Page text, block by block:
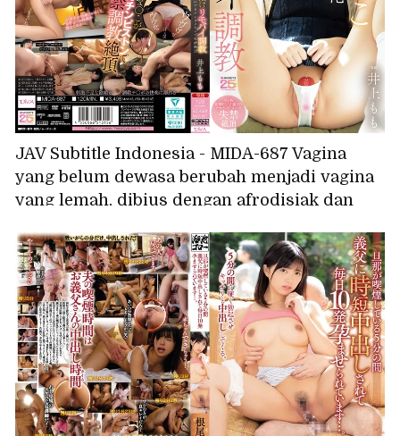
JAV Subtitle Indonesia - MIDA-687 Vagina
yang belum dewasa berubah menjadi vagina
yang lemah, dibius dengan afrodisiak dan
vaginanya berkedut karena hampir celaka,
mencapai orgasme tak terkendali karena
penis besar ayah tirinya, Inoue Momo